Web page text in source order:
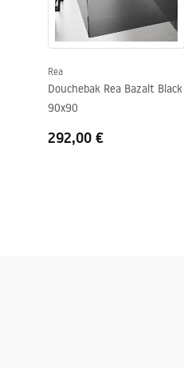
Inclusief sifon
Garantie
Rea
Douchebak Rea Bazalt Black
90x90
292,00 €